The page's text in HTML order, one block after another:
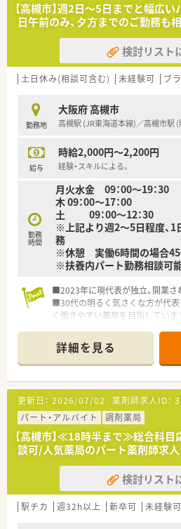
【高槻市】週2日～5日までと幅広
日午前のみ、夕方までのご勤務も
検討リスト
土日休み(相談可含む) 未経験可 ブ
勤務地
大阪府 高槻市
高槻駅 (JR東海道本線)／高槻市駅
給与
時給2,000円～2,200円
経験・スキルによる。
勤務
時間
月火水金 09：00～19：30
木 09：00～17：00
土 09：00～12：30
※上記より週2～5日程度、
務
※休憩 実働6時間の場合
※扶養内パート勤務相談可
■2023年に現代表が独立、開業さ
■30代の明るく気さくな方が代表
く働きやすい薬局を目指しています
回避に努めております。
■内科、整形外科を中心に、周辺
おります。
■個人在宅は4名程度、施設在宅
来患者様の対応がメインとなって
ただ在宅業務に興味のある方は、
す。
詳細を見る
更新日： 2026/07/02 薬剤師求人ID：
パート・アルバイト
調剤薬局
【高槻市】≪18時半まで≫総合科目
談可/人気薬局のパート薬剤師求人
検討リスト
駅チカ 週32h以上 新卒可 未経験可